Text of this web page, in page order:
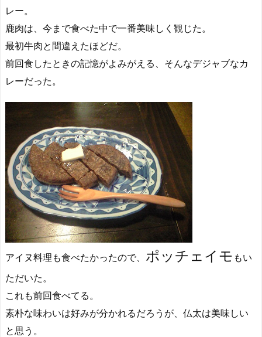
レー。
鹿肉は、今まで食べた中で一番美味しく観じた。
最初牛肉と間違えたほどだ。
前回食したときの記憶がよみがえる、そんなデジャブなカ
レーだった。
アイヌ料理も食べたかったので、 ポッチェイモ もい
ただいた。
これも前回食べてる。
素朴な味わいは好みが分かれるだろうが、仏太は美味しい
と思う。